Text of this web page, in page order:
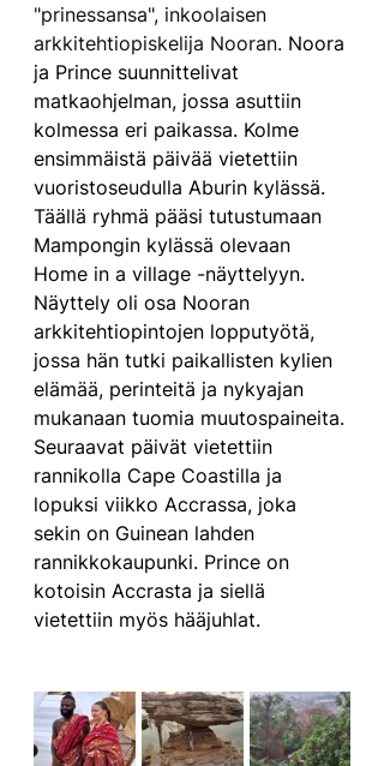
"prinessansa", inkoolaisen
arkkitehtiopiskelija Nooran. Noora
ja Prince suunnittelivat
matkaohjelman, jossa asuttiin
kolmessa eri paikassa. Kolme
ensimmäistä päivää vietettiin
vuoristoseudulla Aburin kylässä.
Täällä ryhmä pääsi tutustumaan
Mampongin kylässä olevaan
Home in a village -näyttelyyn.
Näyttely oli osa Nooran
arkkitehtiopintojen lopputyötä,
jossa hän tutki paikallisten kylien
elämää, perinteitä ja nykyajan
mukanaan tuomia muutospaineita.
Seuraavat päivät vietettiin
rannikolla Cape Coastilla ja
lopuksi viikko Accrassa, joka
sekin on Guinean lahden
rannikkokaupunki. Prince on
kotoisin Accrasta ja siellä
vietettiin myös hääjuhlat.